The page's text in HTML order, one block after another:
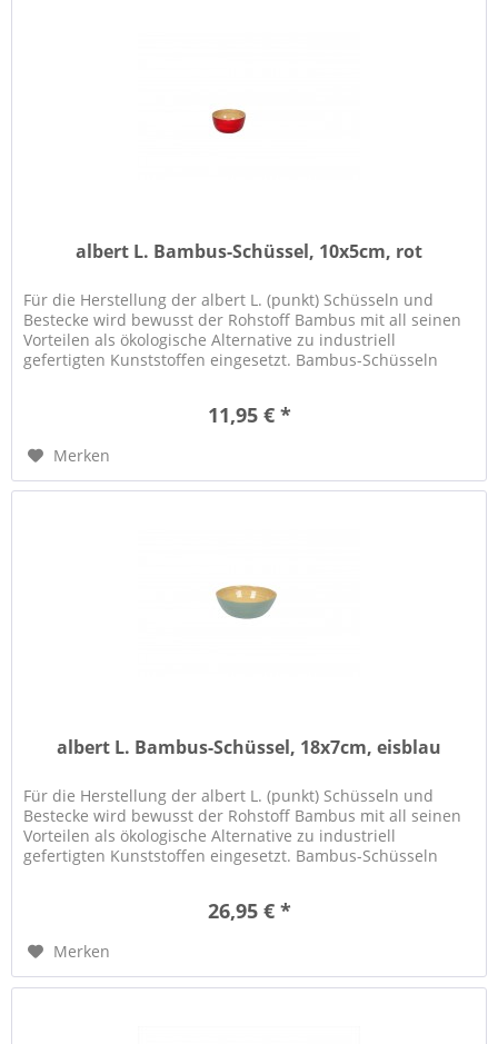
albert L. Bambus-Schüssel, 10x5cm, rot
Für die Herstellung der albert L. (punkt) Schüsseln und
Bestecke wird bewusst der Rohstoff Bambus mit all seinen
Vorteilen als ökologische Alternative zu industriell
gefertigten Kunststoffen eingesetzt. Bambus-Schüsseln
11,95 € *
Merken
albert L. Bambus-Schüssel, 18x7cm, eisblau
Für die Herstellung der albert L. (punkt) Schüsseln und
Bestecke wird bewusst der Rohstoff Bambus mit all seinen
Vorteilen als ökologische Alternative zu industriell
gefertigten Kunststoffen eingesetzt. Bambus-Schüsseln
26,95 € *
Merken